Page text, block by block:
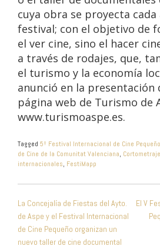
cuya obra se proyecta cada
festival; con el objetivo de
el ver cine, sino el hacer
a través de rodajes, que,
el turismo y la economía
anunció en la presentación
página web de Turismo de
www.turismoaspe.es.
Tagged 5º Festival Internacional de Cine Pequeño
de Cine de la Comunitat Valenciana,
internacionales, FestiMapp
DE
ENTRADAS
La Concejalía de Fiestas del Ayto.
de Aspe y el Festival Internacional
de Cine Pequeño organizan un
nuevo taller de cine documental
El V